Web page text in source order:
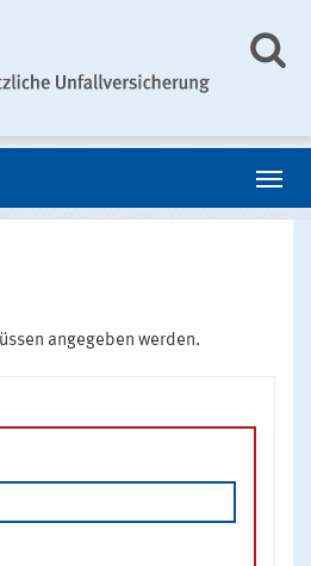
angegeben werden.